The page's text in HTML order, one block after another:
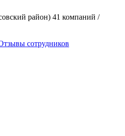
район) 41 компаний /